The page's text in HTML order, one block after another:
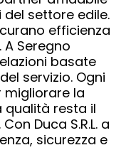
settore edile.
efficienza
Seregno
basate
servizio. Ogni
migliorare la
qualità resta il
Duca S.R.L. a
sicurezza e